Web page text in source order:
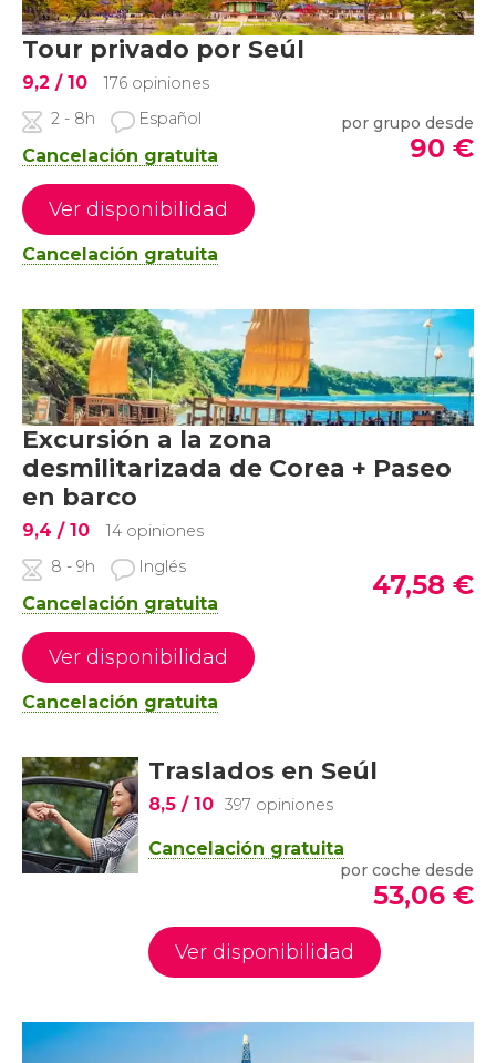
Tour privado por Seúl
9,2 / 10
176 opiniones
2 - 8h
Español
Cancelación gratuita
por grupo desde
90 €
Ver disponibilidad
Cancelación gratuita
Excursión a la zona
desmilitarizada de Corea + Paseo
en barco
9,4 / 10
14 opiniones
8 - 9h
Inglés
Cancelación gratuita
47,58 €
Ver disponibilidad
Cancelación gratuita
Traslados en Seúl
8,5 / 10 397 opiniones
Cancelación gratuita
por coche desde
53,06 €
Ver disponibilidad